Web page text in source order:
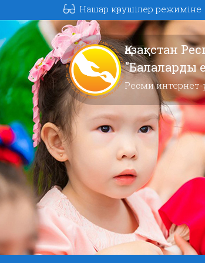
Нашар көрушілер режиміне
Қазақстан
"Балаларды
Ресми интернет-